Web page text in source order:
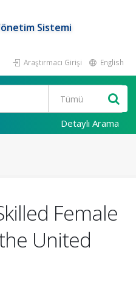
Sistemi
Araştırmacı Girişi English
Detaylı Arama
Female
United